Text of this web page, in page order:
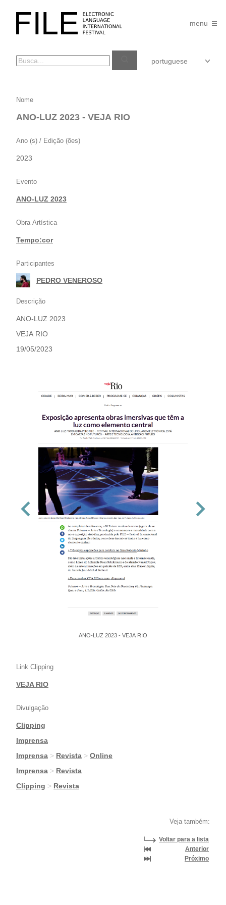
FILE
FESTIVAL
menu
ANO-
LUZ
–
VEJA
Nome
ANO-LUZ 2023 - VEJA RIO
Ano (s) / Edição (ões)
2023
Evento
ANO-LUZ 2023
Obra Artística
Tempo:cor
Participantes
PEDRO VENEROSO
Descrição
ANO-LUZ 2023
VEJA RIO
19/05/2023
ANO-LUZ 2023 - VEJA RIO
Link Clipping
VEJA RIO
Divulgação
Clipping
|Imprensa
|Imprensa > Revista > Online
|Imprensa > Revista
|Clipping > Revista
Veja também:
Voltar para a lista
Anterior
Próximo